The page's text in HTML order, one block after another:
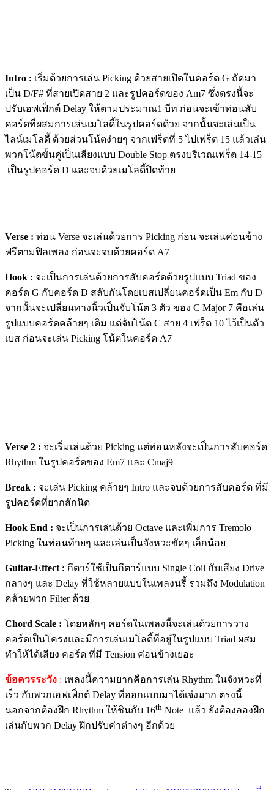
Intro : เริ่มด้วยการเล่น Picking ด้วยสายเปิดในคอร์ด G ถัดมา
เป็น D/F# ที่สายเปิดสาย 2 และรูปคอร์ดของ Am7 ซึ่งตรงนี้จะ
ปรับเอฟเฟ็กต์ Delay ให้ตามประมาณ1 บีท ก่อนจะเข้าท่อนสับ
คอร์ดที่ผสมการเล่นเมโลดี้ในรูปคอร์ดด้วย จากนั้นจะเล่นเป็น
ไลน์เมโลดี้ ด้วยส่วนโน้ตง่ายๆ จากเฟร็ตที่ 5 ไปเฟร็ต 15 แล้วเล่น
พวกโน้ตขั้นคู่เป็นเสียงแบบ Double Stop ตรงบริเวณเฟร็ต 14-15
เป็นรูปคอร์ด D และจบด้วยเมโลดี้ปิดท้าย
Verse : ท่อน Verse จะเล่นด้วยการ Picking ก่อน จะเล่นค่อนข้าง
ฟรีตามฟิลเพลง ก่อนจะจบด้วยคอร์ด A7
Hook : จะเป็นการเล่นด้วยการสับคอร์ดด้วยรูปแบบ Triad ของ
คอร์ด G กับคอร์ด D สลับกันโดยเบสเปลี่ยนคอร์ดเป็น Em กับ D
จากนั้นจะเปลี่ยนทางนิ้วเป็นจับโน้ต 3 ตัว ของ C Major 7 คือเล่น
รูปแบบคอร์ดคล้ายๆ เดิม แต่จับโน้ต C สาย 4 เฟร็ต 10 ไว้เป็นตัว
เบส ก่อนจะเล่น Picking โน้ตในคอร์ด A7
Verse 2 : จะเริ่มเล่นด้วย Picking แต่ท่อนหลังจะเป็นการสับคอร์ด
Rhythm ในรูปคอร์ดของ Em7 และ Cmaj9
Break : จะเล่น Picking คล้ายๆ Intro และจบด้วยการสับคอร์ด ที่มี
รูปคอร์ดที่ยากสักนิด
Hook End : จะเป็นการเล่นด้วย Octave และเพิ่มการ Tremolo
Picking ในท่อนท้ายๆ และเล่นเป็นจังหวะขัดๆ เล็กน้อย
Guitar-Effect : กีตาร์ใช้เป็นกีตาร์แบบ Single Coil กับเสียง Drive
กลางๆ และ Delay ที่ใช้หลายแบบในเพลงนรี้ รวมถึง Modulation
คล้ายพวก Filter ด้วย
Chord Scale : โดยหลักๆ คอร์ดในเพลงนี้จะเล่นด้วยการวาง
คอร์ดเป็นโครงและมีการเล่นเมโลดี้ที่อยู่ในรูปแบบ Triad ผสม
ทำให้ได้เสียง คอร์ด ที่มี Tension ค่อนข้างเยอะ
ข้อควรระวัง : เพลงนี้ความยากคือการเล่น Rhythm ในจังหวะที่
เร็ว กับพวกเอฟเฟ็กต์ Delay ที่ออกแบบมาได้เจ๋งมาก ตรงนี้
นอกจากต้องฝึก Rhythm ให้ชินกับ 16th Note แล้ว ยังต้องลองฝึก
เล่นกับพวก Delay ฝึกปรับค่าต่างๆ อีกด้วย